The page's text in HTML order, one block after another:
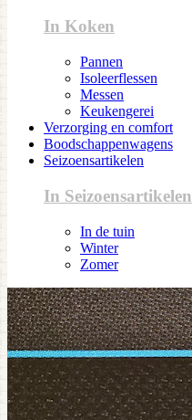
In Koken
Pannen
Isoleerflessen
Messen
Keukengerei
Verzorging en comfort
Boodschappenwagens
Seizoensartikelen
In Seizoensartikelen
In de tuin
Winter
Zomer